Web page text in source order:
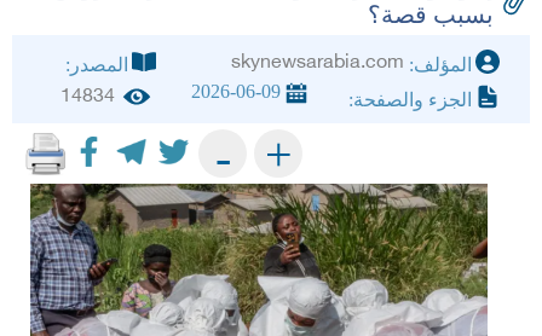
بسبب قصة؟
المؤلف: skynewsarabia.com
المصدر:
الجزء والصفحة:
2026-06-09
14834
+
-